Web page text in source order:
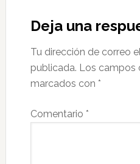
Deja una
Tu dirección de correo
publicada. Los campos
marcados con *
Comentario *